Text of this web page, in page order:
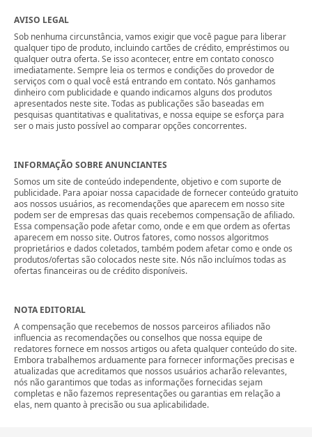
AVISO LEGAL
Sob nenhuma circunstância, vamos exigir que você pague para liberar
qualquer tipo de produto, incluindo cartões de crédito, empréstimos ou
qualquer outra oferta. Se isso acontecer, entre em contato conosco
imediatamente. Sempre leia os termos e condições do provedor de
serviços com o qual você está entrando em contato. Nós ganhamos
dinheiro com publicidade e quando indicamos alguns dos produtos
apresentados neste site. Todas as publicações são baseadas em
pesquisas quantitativas e qualitativas, e nossa equipe se esforça para
ser o mais justo possível ao comparar opções concorrentes.
INFORMAÇÃO SOBRE ANUNCIANTES
Somos um site de conteúdo independente, objetivo e com suporte de
publicidade. Para apoiar nossa capacidade de fornecer conteúdo gratuito
aos nossos usuários, as recomendações que aparecem em nosso site
podem ser de empresas das quais recebemos compensação de afiliado.
Essa compensação pode afetar como, onde e em que ordem as ofertas
aparecem em nosso site. Outros fatores, como nossos algoritmos
proprietários e dados coletados, também podem afetar como e onde os
produtos/ofertas são colocados neste site. Nós não incluímos todas as
ofertas financeiras ou de crédito disponíveis.
NOTA EDITORIAL
A compensação que recebemos de nossos parceiros afiliados não
influencia as recomendações ou conselhos que nossa equipe de
redatores fornece em nossos artigos ou afeta qualquer conteúdo do site.
Embora trabalhemos arduamente para fornecer informações precisas e
atualizadas que acreditamos que nossos usuários acharão relevantes,
nós não garantimos que todas as informações fornecidas sejam
completas e não fazemos representações ou garantias em relação a
elas, nem quanto à precisão ou sua aplicabilidade.